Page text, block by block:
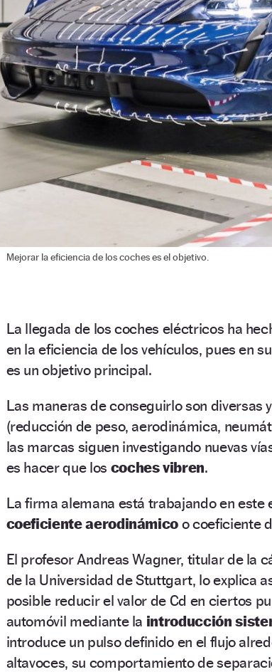
Mejorar la eficiencia de los coches es el objetivo.
La llegada de los coches eléctricos ha
en la eficiencia de los vehículos, pues en
es un objetivo principal.
Las maneras de conseguirlo son diversas
(reducción de peso, aerodinámica,
las marcas siguen investigando nuevas
es hacer que los coches vibren.
La firma alemana está trabajando en este
coeficiente aerodinámico o coeficiente
El profesor Andreas Wagner, titular de la
de la Universidad de Stuttgart, lo explica
posible reducir el valor de Cd en ciertos
automóvil mediante la introducción
introduce un pulso definido en el flujo
altavoces, su comportamiento de